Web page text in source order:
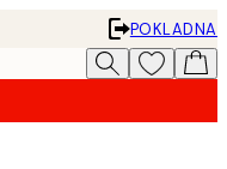
POKLADNA